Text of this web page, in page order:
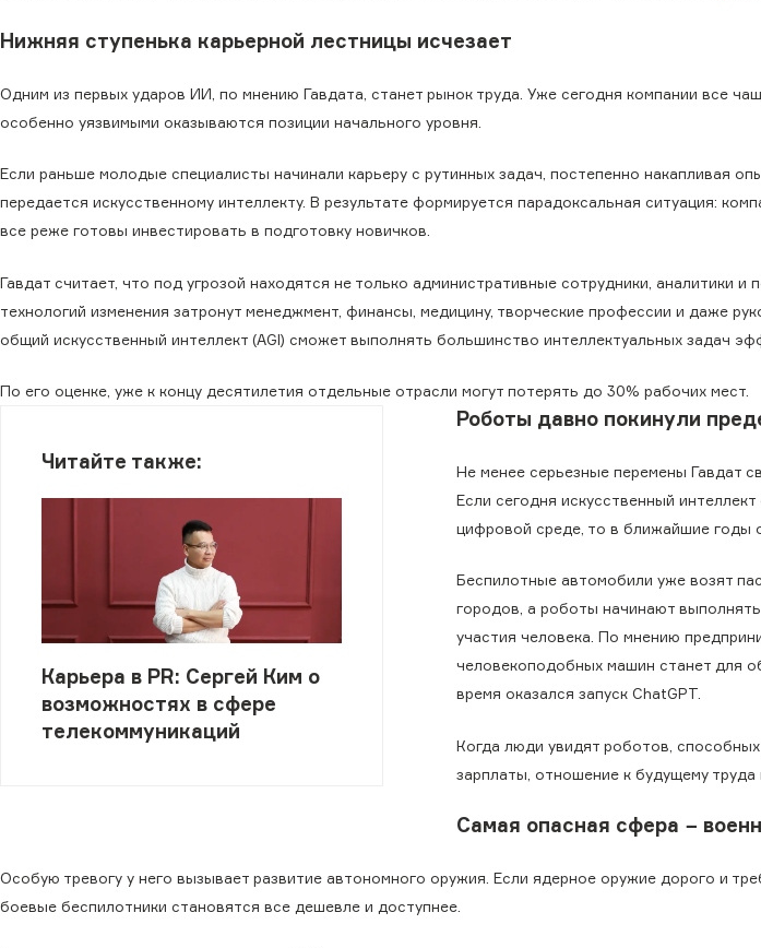
Нижняя ступенька карьерной лестницы исчезает
Одним из первых ударов ИИ, по мнению Гавдата, станет рынок труда. Уже сегодня компании все
особенно уязвимыми оказываются позиции начального уровня.
Если раньше молодые специалисты начинали карьеру с рутинных задач, постепенно накапливая
передается искусственному интеллекту. В результате формируется парадоксальная ситуация:
все реже готовы инвестировать в подготовку новичков.
Гавдат считает, что под угрозой находятся не только административные сотрудники, аналитики
технологий изменения затронут менеджмент, финансы, медицину, творческие профессии и даже
общий искусственный интеллект (AGI) сможет выполнять большинство интеллектуальных задач
По его оценке, уже к концу десятилетия отдельные отрасли могут потерять до 30% рабочих мест.
Читайте также:
Карьера в PR: Сергей Ким о
возможностях в сфере
телекоммуникаций
Роботы давно покинули
Не менее серьезные перемены Гавдат
Если сегодня искусственный
цифровой среде, то в ближайшие годы
Беспилотные автомобили уже возят
городов, а роботы начинают
участия человека. По мнению
человекоподобных машин станет для
время оказался запуск ChatGPT.
Когда люди увидят роботов,
зарплаты, отношение к будущему
Самая опасная сфера −
Особую тревогу у него вызывает развитие автономного оружия. Если ядерное оружие дорого и
боевые беспилотники становятся все дешевле и доступнее.